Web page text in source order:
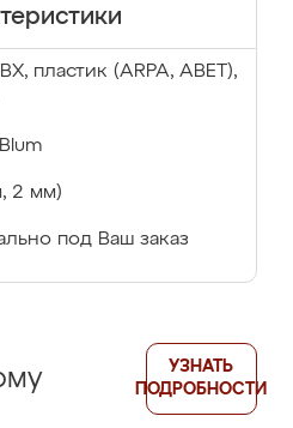
пластик (ARPA, ABET),
2 мм)
под Ваш заказ
УЗНАТЬ
ПОДРОБНОСТИ